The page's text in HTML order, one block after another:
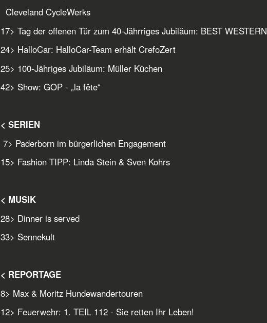
Cleveland CycleWerks
17> Tag der offenen Tür zum 40-Jährriges Jubiläum: BEST WESTERN
24> HalloCar: HalloCar-Team erhält CrefoZert
25> 100-Jähriges Jubiläum: Müller Küchen
42> Show: GOP - „la fête“
< SERIEN
7> Paderborn im bürgerlichen Engagement
15> Fashion TIPP: Linda Stein & Sven Kohrs
< MUSIK
28> Dinner is served
33> Sennekult
< REPORTAGE
8> Max & Moritz Hundewandertouren
12> Feuerwehr: 1. TEIL 112 - Sie retten Ihr Leben!